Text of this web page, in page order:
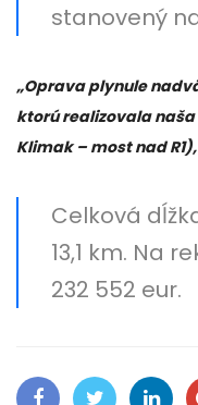
stanovený
„Oprava plynule
ktorú realizovala
Klimak – most nad
Celková
13,1 km. Na
232 552 eur.